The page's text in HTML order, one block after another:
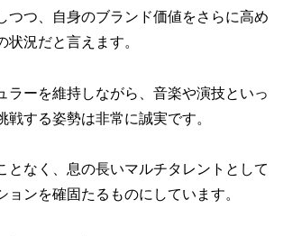
つつ、自身のブランド価値をさらに高め
状況だと言えます。
ラーを維持しながら、音楽や演技といっ
戦する姿勢は非常に誠実です。
となく、息の長いマルチタレントとして
ョンを確固たるものにしています。